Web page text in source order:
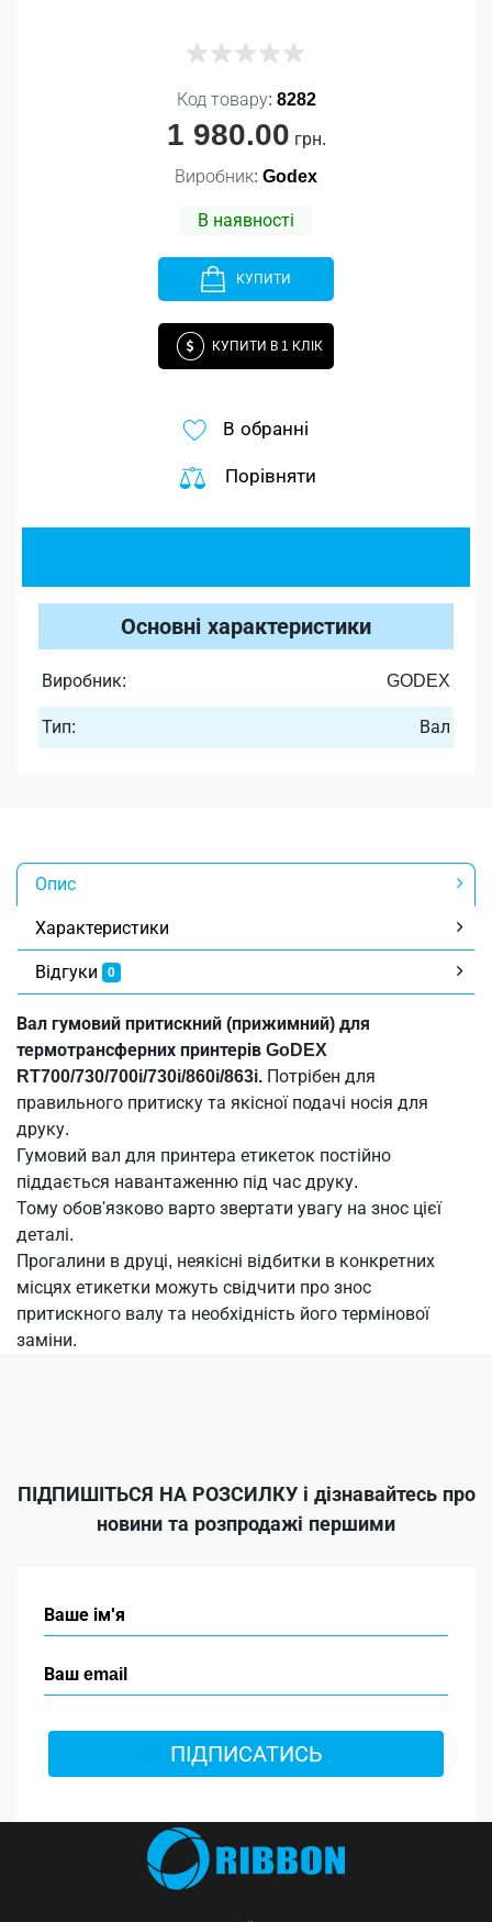
Код товару: 8282
1 980.00 грн.
Виробник: Godex
В наявності
КУПИТИ
КУПИТИ В 1 КЛІК
В обранні
Порівняти
Основні характеристики
Виробник: GODEX
Тип: Вал
Опис
Характеристики
Відгуки 0
Вал гумовий притискний (прижимний) для
термотрансферних принтерів GoDEX
RT700/730/700i/730i/860i/863i. Потрібен для
правильного притиску та якісної подачі носія для
друку.
Гумовий вал для принтера етикеток постійно
піддається навантаженню під час друку.
Тому обов'язково варто звертати увагу на знос цієї
деталі.
Прогалини в друці, неякісні відбитки в конкретних
місцях етикетки можуть свідчити про знос
притискного валу та необхідність його термінової
заміни.
ПІДПИШІТЬСЯ НА РОЗСИЛКУі дізнавайтесь про
новини та розпродажі першими
ПІДПИСАТИСЬ